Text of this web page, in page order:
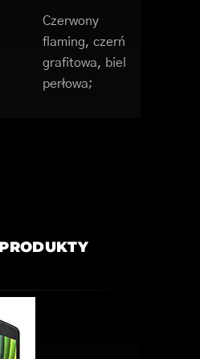
Czerwony
flaming, czerń
grafitowa, biel
perłowa;